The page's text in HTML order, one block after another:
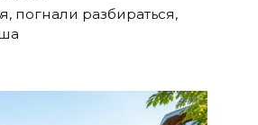
погнали разбираться,